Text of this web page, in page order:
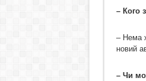
– Кого
– Нема
новий
– Чи